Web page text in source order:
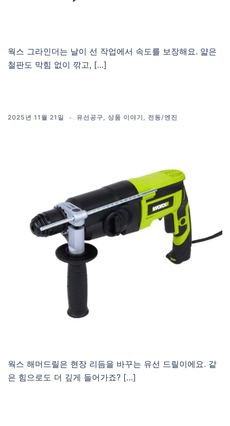
웍스 그라인더는 날이 선 작업에서 속도를 보장해요. 얇은
철판도 막힘 없이 깎고, […]
2025년 11월 21일 유선공구, 상품 이야기 , 전동/엔진
웍스 해머드릴은 현장 리듬을 바꾸는 유선 드릴이에요. 같
은 힘으로도 더 깊게 들어가죠? […]